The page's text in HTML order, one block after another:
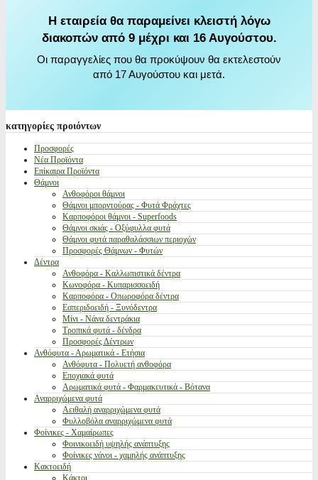
Η εταιρεία θα παραμείνει κλειστή λόγω
διακοπών από 9 μέχρι και 16 Αυγούστου.
Οι παραγγελίες που θα προκύψουν θα εκτελεστούν
από 17 Αυγούστου και μετά.
κατηγορίες προιόντων
Προσφορές
Νέα Προϊόντα
Επίκαιρα Προϊόντα
Θάμνοι
Ανθοφόροι θάμνοι
Θάμνοι μπορντούρας - Φυτά Φράχτες
Καρποφόροι θάμνοι - Superfoods
Θάμνοι σκιάς - Οξύφυλλα φυτά
Θάμνοι φυτά παραθαλάσσιων περιοχών
Προσφορές Θάμνων - Φυτών
Δέντρα
Ανθοφόρα - Καλλωπιστικά δέντρα
Κωνοφόρα - Κυπαρισσοειδή
Καρποφόρα - Οπωροφόρα δέντρα
Εσπεριδοειδή - Ξυνόδεντρα
Μίνι - Νάνα δεντράκια
Τροπικά φυτά - δένδρα
Προσφορές Δέντρων
Ανθόφυτα - Αρωματικά - Ετήσια
Ανθόφυτα - Πολυετή ανθοφόρα
Εποχιακά φυτά
Αρωματικά φυτά - Φαρμακευτικά - Βότανα
Αναρριχώμενα φυτά
Αειθαλή αναρριχώμενα φυτά
Φυλλοβόλα αναρριχώμενα φυτά
Φοίνικες - Χαμαίρωπες
Φοινικοειδή υψηλής ανάπτυξης
Φοίνικες νάνοι - χαμηλής ανάπτυξης
Κακτοειδή
Κάκτοι